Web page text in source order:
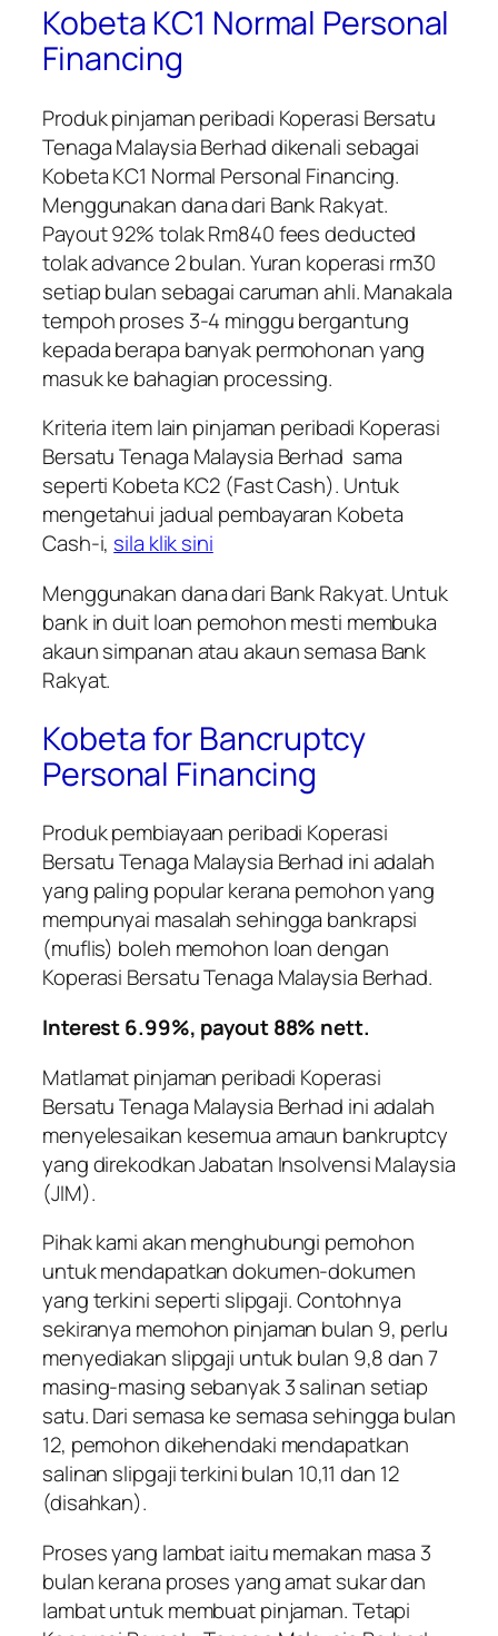
Kobeta KC1 Normal Personal
Financing
Produk pinjaman peribadi Koperasi Bersatu
Tenaga Malaysia Berhaddikenali sebagai
Kobeta KC1 Normal Personal Financing.
Menggunakan dana dari Bank Rakyat.
Payout 92% tolak Rm840 fees deducted
tolak advance 2 bulan. Yuran koperasi rm30
setiap bulan sebagai caruman ahli. Manakala
tempoh proses 3-4 minggu bergantung
kepada berapa banyak permohonan yang
masuk ke bahagian processing.
Kriteria item lain pinjaman peribadi Koperasi
Bersatu Tenaga Malaysia Berhad sama
seperti Kobeta KC2 (Fast Cash). Untuk
mengetahui jadual pembayaran Kobeta
Cash-i, sila klik sini
Menggunakan dana dari Bank Rakyat. Untuk
bank in duit loan pemohon mesti membuka
akaun simpanan atau akaun semasa Bank
Rakyat.
Kobeta for Bancruptcy
Personal Financing
Produk pembiayaan peribadi Koperasi
Bersatu Tenaga Malaysia Berhad ini adalah
yang paling popular kerana pemohon yang
mempunyai masalah sehingga bankrapsi
(muflis) boleh memohon loan dengan
Koperasi Bersatu Tenaga Malaysia Berhad.
Interest 6.99%, payout 88% nett.
Matlamat pinjaman peribadi Koperasi
Bersatu Tenaga Malaysia Berhad ini adalah
menyelesaikan kesemua amaun bankruptcy
yang direkodkan Jabatan Insolvensi Malaysia
(JIM).
Pihak kami akan menghubungi pemohon
untuk mendapatkan dokumen-dokumen
yang terkini seperti slipgaji. Contohnya
sekiranya memohon pinjaman bulan 9, perlu
menyediakan slipgaji untuk bulan 9,8 dan 7
masing-masing sebanyak 3 salinan setiap
satu. Dari semasa ke semasa sehingga bulan
12, pemohon dikehendaki mendapatkan
salinan slipgaji terkini bulan 10,11 dan 12
(disahkan).
Proses yang lambat iaitu memakan masa 3
bulan kerana proses yang amat sukar dan
lambat untuk membuat pinjaman. Tetapi